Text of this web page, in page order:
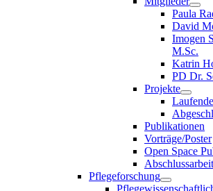
Paula
David
Imogen
M.Sc.
Katrin
PD Dr.
Projekte
Publikationen
Vorträge/Poster
Open Space
Pflegeforschung